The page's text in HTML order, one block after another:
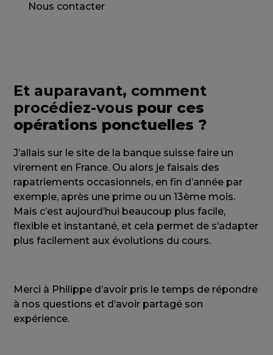
Nous contacter
Et auparavant, comment
procédiez-vous pour ces
opérations ponctuelles ?
J’allais sur le site de la banque suisse faire un
virement en France. Ou alors je faisais des
rapatriements occasionnels, en fin d’année par
exemple, après une prime ou un 13ème mois.
Mais c’est aujourd’hui beaucoup plus facile,
flexible et instantané, et cela permet de s’adapter
plus facilement aux évolutions du cours.
Merci à Philippe d’avoir pris le temps de répondre
à nos questions et d’avoir partagé son
expérience.